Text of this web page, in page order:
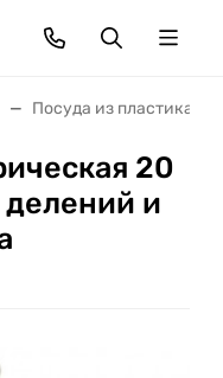
Посуда из пластика
20
и